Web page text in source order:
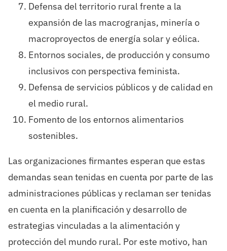
Defensa del territorio rural frente a la
expansión de las macrogranjas, minería o
macroproyectos de energía solar y eólica.
Entornos sociales, de producción y consumo
inclusivos con perspectiva feminista.
Defensa de servicios públicos y de calidad en
el medio rural.
Fomento de los entornos alimentarios
sostenibles.
Las organizaciones firmantes esperan que estas
demandas sean tenidas en cuenta por parte de las
administraciones públicas y reclaman ser tenidas
en cuenta en la planificación y desarrollo de
estrategias vinculadas a la alimentación y
protección del mundo rural. Por este motivo, han